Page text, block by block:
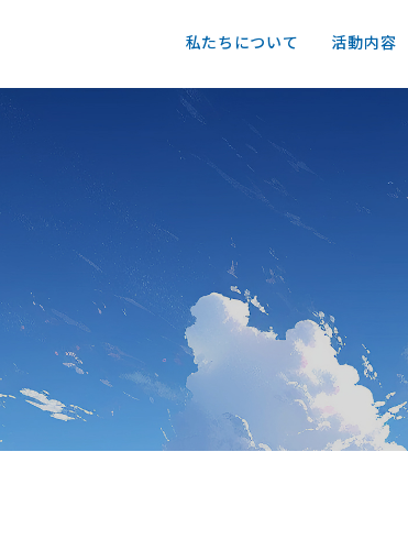
私たちについて 活動内容